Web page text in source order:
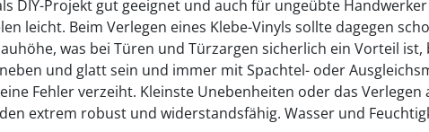
DIY-Projekt gut geeignet und auch für ungeübte
leicht. Beim Verlegen eines Klebe-Vinyls sollte dagegen
was bei Türen und Türzargen sicherlich ein Vorteil
und glatt sein und immer mit Spachtel- oder
Fehler verzeiht. Kleinste Unebenheiten oder das
extrem robust und widerstandsfähig. Wasser und